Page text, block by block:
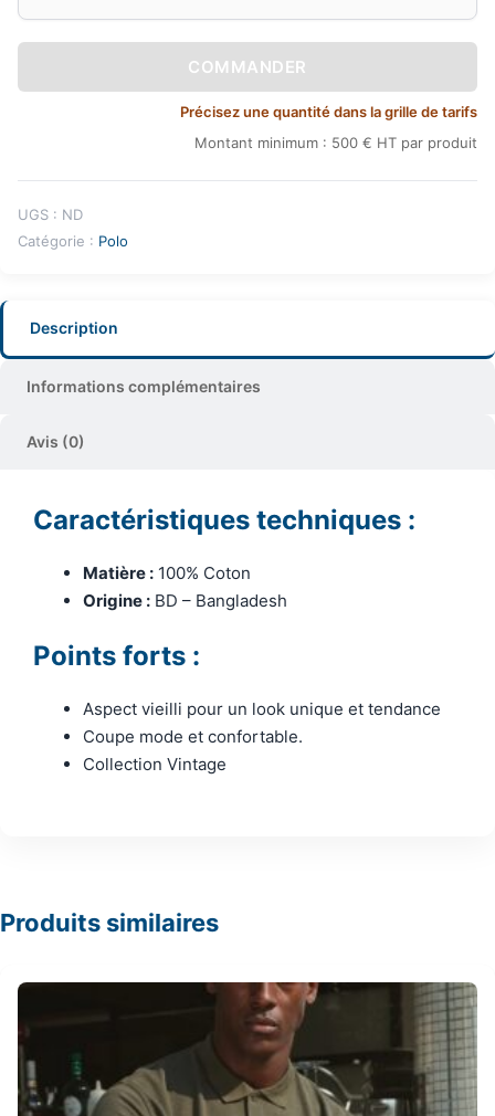
COMMANDER
Précisez une quantité dans la grille de tarifs
Montant minimum : 500 € HT par produit
UGS : ND
Catégorie : Polo
Description
Informations complémentaires
Avis (0)
Caractéristiques techniques :
Matière : 100% Coton
Origine : BD – Bangladesh
Points forts :
Aspect vieilli pour un look unique et tendance
Coupe mode et confortable.
Collection Vintage
Produits similaires